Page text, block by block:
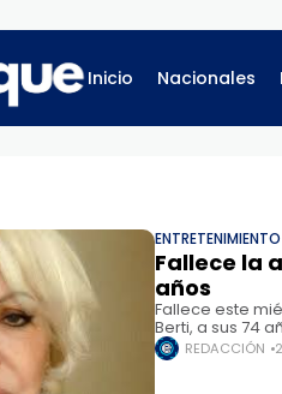
Inicio Nacionales
ENTRETENIMIENTO
Fallece la
años
Fallece este
Berti, a sus 74
en paz . Hoy
REDACCIÓN